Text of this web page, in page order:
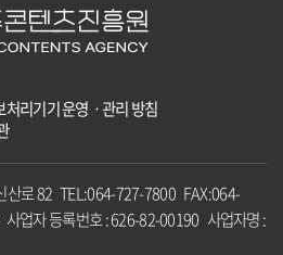
처리기기 운영ㆍ관리 방침
산로 82 TEL:064-727-7800 FAX:064-
업자 등록번호 : 626-82-00190 사업자명 :